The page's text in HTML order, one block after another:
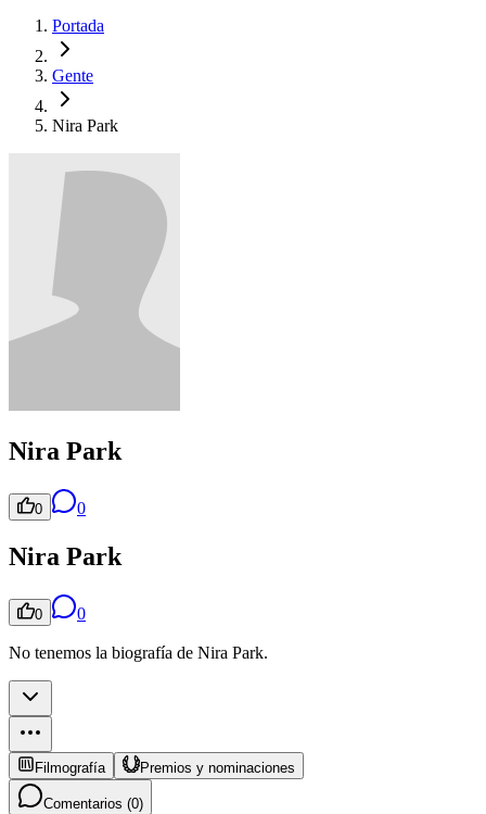
Portada
Gente
Nira Park
Nira Park
0 0
Nira Park
0 0
No tenemos la biografía de Nira Park.
Filmografía Premios y nominaciones
Comentarios (0)